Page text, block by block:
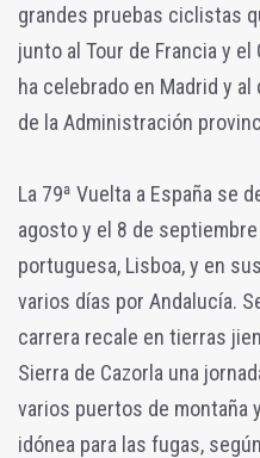
grandes pruebas ciclistas
junto al Tour de Francia y
ha celebrado en Madrid y
de la Administración
La 79ª Vuelta a España se
agosto y el 8 de
portuguesa, Lisboa, y en
varios días por Andalucía.
carrera recale en tierras
Sierra de Cazorla una
varios puertos de montaña
idónea para las fugas,